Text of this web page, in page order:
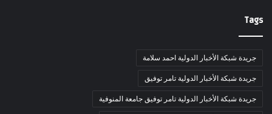
Tags
جريدة شبكة الأخبار الدولية احمد سلامة
جريدة شبكة الأخبار الدولية تامر توفيق
جريدة شبكة الأخبار الدولية تامر توفيق جامعة المنوفية